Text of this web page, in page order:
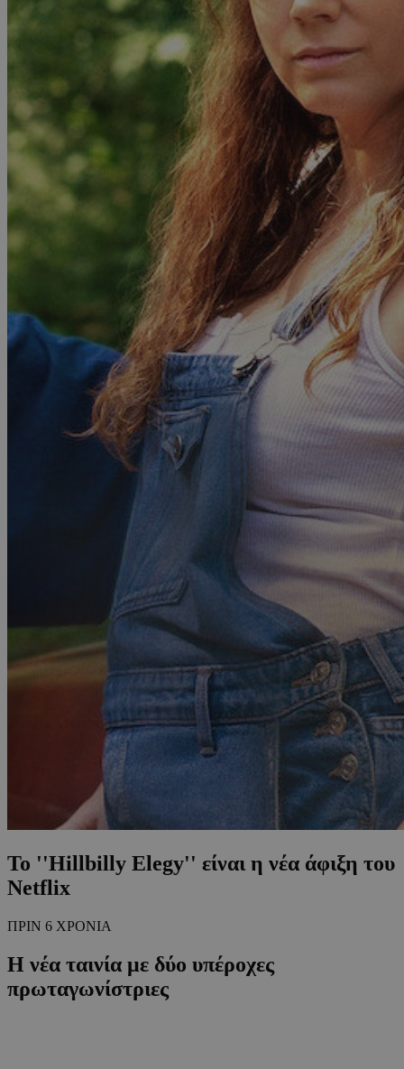
To ''Hillbilly Elegy'' είναι η νέα άφιξη του
Netflix
ΠΡΙΝ 6 ΧΡΟΝΙΑ
Η νέα ταινία με δύο υπέροχες
πρωταγωνίστριες